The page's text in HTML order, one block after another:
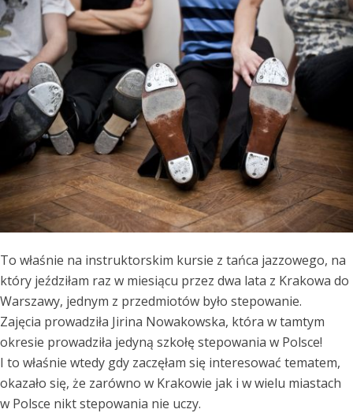
To właśnie na instruktorskim kursie z tańca jazzowego, na
który jeździłam raz w miesiącu przez dwa lata z Krakowa do
Warszawy, jednym z przedmiotów było stepowanie.
Zajęcia prowadziła Jirina Nowakowska, która w tamtym
okresie prowadziła jedyną szkołę stepowania w Polsce!
I to właśnie wtedy gdy zaczęłam się interesować tematem,
okazało się, że zarówno w Krakowie jak i w wielu miastach
w Polsce nikt stepowania nie uczy.